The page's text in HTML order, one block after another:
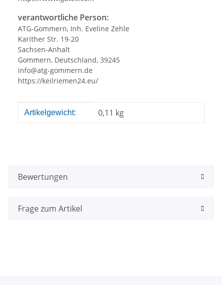
verantwortliche Person:
ATG-Gommern, Inh. Eveline Zehle
Karither Str. 19-20
Sachsen-Anhalt
Gommern, Deutschland, 39245
info@atg-gommern.de
https://keilriemen24.eu/
Produkteigenschaft
Wert
Artikelgewicht: 0,11 kg
Bewertungen
Frage zum Artikel